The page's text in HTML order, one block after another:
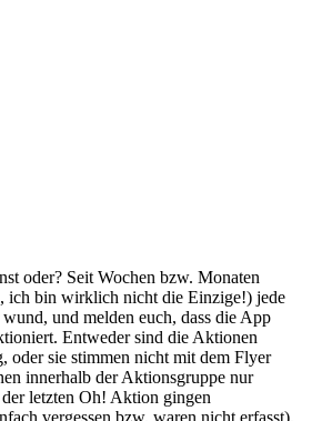
oder? Seit Wochen bzw. Monaten
ich bin wirklich nicht die Einzige!) jede
und melden euch, dass die App
Entweder sind die Aktionen
oder sie stimmen nicht mit dem Flyer
innerhalb der Aktionsgruppe nur
letzten Oh! Aktion gingen
vergessen bzw. waren nicht erfasst),